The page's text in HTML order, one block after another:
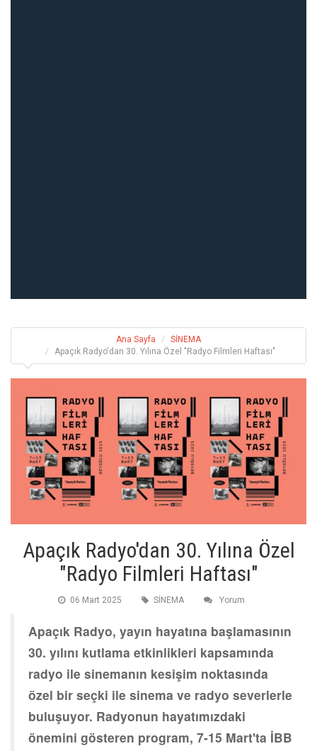
Ana Sayfa
SİNEMA
Apaçık Radyo'dan 30. Yılına Özel "Radyo Filmleri Haftası"
Apaçık Radyo'dan 30. Yılına Özel
"Radyo Filmleri Haftası"
06 Mart 2025 SİNEMA Yorum
Apaçık Radyo, yayın hayatına başlamasının
30. yılını kutlama etkinlikleri kapsamında
radyo ile sinemanın kesişim noktasında
özel bir seçki ile sinema ve radyo severlerle
buluşuyor. Radyonun hayatımızdaki
önemini gösteren program, 7-15 Mart'ta İBB